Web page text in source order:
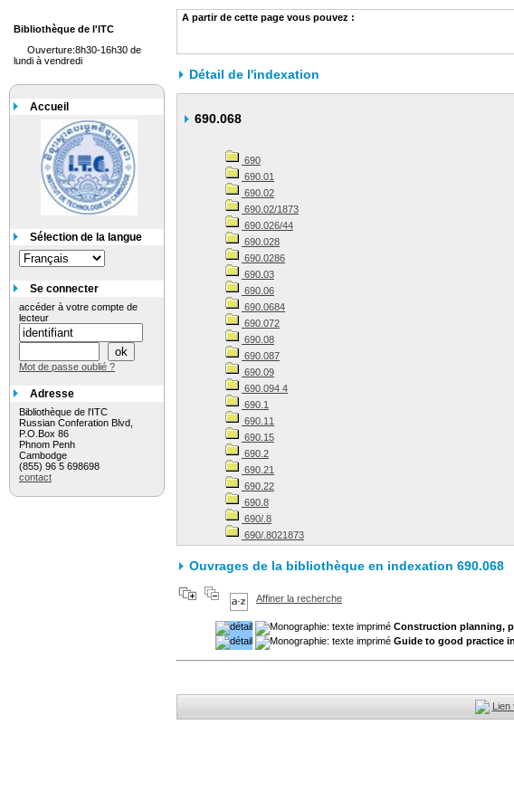
A partir de cette page vous pouvez :
Détail de l'indexation
690.068
690
690.01
690.02
690.02/1873
690.026/44
690.028
690.0286
690.03
690.06
690.0684
690.072
690.08
690.087
690.09
690.094 4
690.1
690.11
690.15
690.2
690.21
690.22
690.8
690/.8
690/.8021873
Ouvrages de la bibliothèque en indexation 690.068
Affiner la recherche
Construction planning,
Guide to good practice
Lien
Bibliothèque de l'ITC
Ouverture:8h30-16h30 de
lundi à vendredi
Accueil
Sélection de la langue
Se connecter
accéder à votre compte de
lecteur
Mot de passe oublié ?
Adresse
Bibliothèque de l'ITC
Russian Conferation Blvd,
P.O.Box 86
Phnom Penh
Cambodge
(855) 96 5 698698
contact